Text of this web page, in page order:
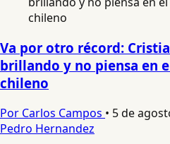
Va por otro récord:
brillando y no piensa en
chileno
Por Carlos Campos • 5 de
Pedro Hernandez